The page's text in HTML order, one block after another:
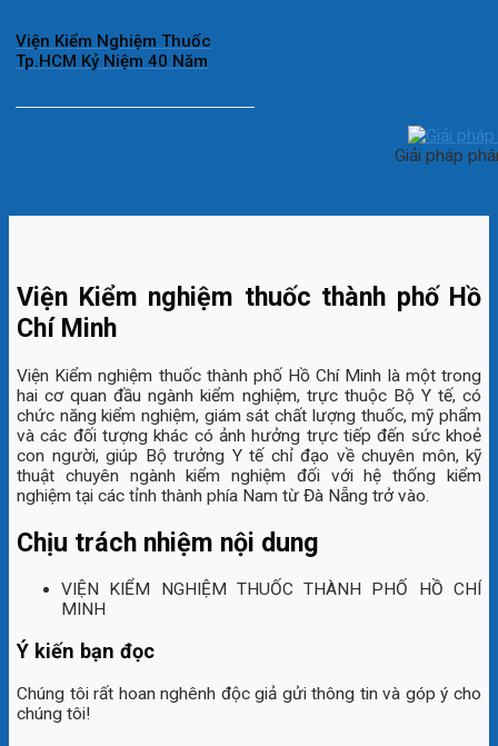
Viện Kiểm Nghiệm Thuốc
Tp.HCM Kỷ Niệm 40 Năm
Giải pháp
Viện Kiểm nghiệm thuốc thành phố Hồ
Chí Minh
Viện Kiểm nghiệm thuốc thành phố Hồ Chí Minh là một trong
hai cơ quan đầu ngành kiểm nghiệm, trực thuộc Bộ Y tế, có
chức năng kiểm nghiệm, giám sát chất lượng thuốc, mỹ phẩm
và các đối tượng khác có ảnh hưởng trực tiếp đến sức khoẻ
con người, giúp Bộ trưởng Y tế chỉ đạo về chuyên môn, kỹ
thuật chuyên ngành kiểm nghiệm đối với hệ thống kiểm
nghiệm tại các tỉnh thành phía Nam từ Đà Nẵng trở vào.
Chịu trách nhiệm nội dung
VIỆN KIỂM NGHIỆM THUỐC THÀNH PHỐ HỒ CHÍ
MINH
Ý kiến bạn đọc
Chúng tôi rất hoan nghênh độc giả gửi thông tin và góp ý cho
chúng tôi!